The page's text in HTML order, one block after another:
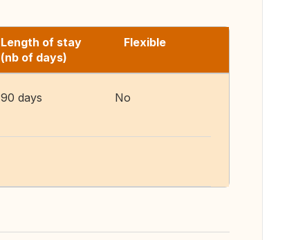
Length of stay
(nb of days)
Flexible
90 days No